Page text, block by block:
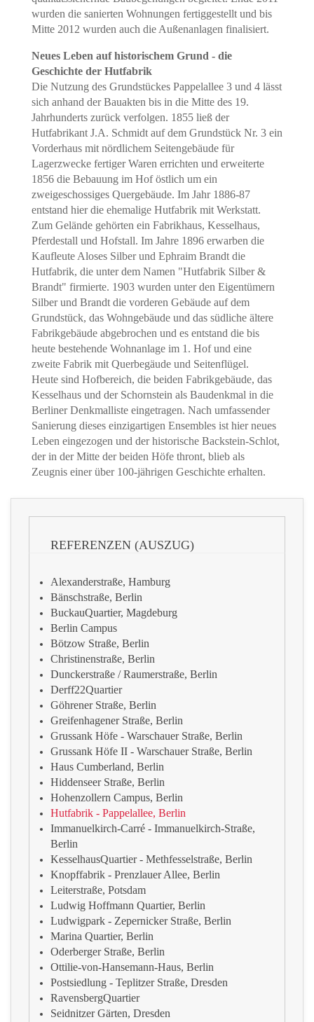
wurden die sanierten Wohnungen fertiggestellt und bis
Mitte 2012 wurden auch die Außenanlagen finalisiert.
Neues Leben auf historischem Grund - die
Geschichte der Hutfabrik
Die Nutzung des Grundstückes Pappelallee 3 und 4 lässt
sich anhand der Bauakten bis in die Mitte des 19.
Jahrhunderts zurück verfolgen. 1855 ließ der
Hutfabrikant J.A. Schmidt auf dem Grundstück Nr. 3 ein
Vorderhaus mit nördlichem Seitengebäude für
Lagerzwecke fertiger Waren errichten und erweiterte
1856 die Bebauung im Hof östlich um ein
zweigeschossiges Quergebäude. Im Jahr 1886-87
entstand hier die ehemalige Hutfabrik mit Werkstatt.
Zum Gelände gehörten ein Fabrikhaus, Kesselhaus,
Pferdestall und Hofstall. Im Jahre 1896 erwarben die
Kaufleute Aloses Silber und Ephraim Brandt die
Hutfabrik, die unter dem Namen "Hutfabrik Silber &
Brandt" firmierte. 1903 wurden unter den Eigentümern
Silber und Brandt die vorderen Gebäude auf dem
Grundstück, das Wohngebäude und das südliche ältere
Fabrikgebäude abgebrochen und es entstand die bis
heute bestehende Wohnanlage im 1. Hof und eine
zweite Fabrik mit Querbegäude und Seitenflügel.
Heute sind Hofbereich, die beiden Fabrikgebäude, das
Kesselhaus und der Schornstein als Baudenkmal in die
Berliner Denkmalliste eingetragen. Nach umfassender
Sanierung dieses einzigartigen Ensembles ist hier neues
Leben eingezogen und der historische Backstein-Schlot,
der in der Mitte der beiden Höfe thront, blieb als
Zeugnis einer über 100-jährigen Geschichte erhalten.
REFERENZEN (AUSZUG)
Alexanderstraße, Hamburg
Bänschstraße, Berlin
BuckauQuartier, Magdeburg
Berlin Campus
Bötzow Straße, Berlin
Christinenstraße, Berlin
Dunckerstraße / Raumerstraße, Berlin
Derff22Quartier
Göhrener Straße, Berlin
Greifenhagener Straße, Berlin
Grussank Höfe - Warschauer Straße, Berlin
Grussank Höfe II - Warschauer Straße, Berlin
Haus Cumberland, Berlin
Hiddenseer Straße, Berlin
Hohenzollern Campus, Berlin
Hutfabrik - Pappelallee, Berlin
Immanuelkirch-Carré - Immanuelkirch-Straße,
Berlin
KesselhausQuartier - Methfesselstraße, Berlin
Knopffabrik - Prenzlauer Allee, Berlin
Leiterstraße, Potsdam
Ludwig Hoffmann Quartier, Berlin
Ludwigpark - Zepernicker Straße, Berlin
Marina Quartier, Berlin
Oderberger Straße, Berlin
Ottilie-von-Hansemann-Haus, Berlin
Postsiedlung - Teplitzer Straße, Dresden
RavensbergQuartier
Seidnitzer Gärten, Dresden